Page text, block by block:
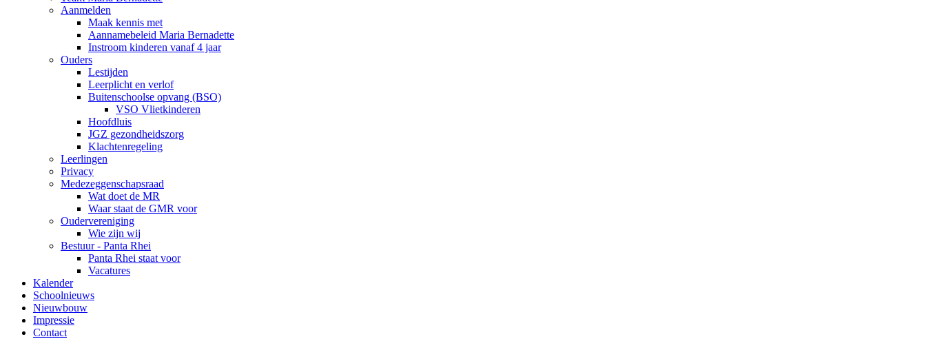
Aanmelden
Maak kennis met
Aannamebeleid Maria Bernadette
Instroom kinderen vanaf 4 jaar
Ouders
Lestijden
Leerplicht en verlof
Buitenschoolse opvang (BSO)
VSO Vlietkinderen
Hoofdluis
JGZ gezondheidszorg
Klachtenregeling
Leerlingen
Privacy
Medezeggenschapsraad
Wat doet de MR
Waar staat de GMR voor
Oudervereniging
Wie zijn wij
Bestuur - Panta Rhei
Panta Rhei staat voor
Vacatures
Kalender
Schoolnieuws
Nieuwbouw
Impressie
Contact